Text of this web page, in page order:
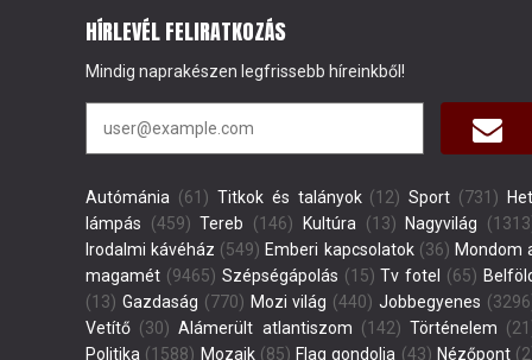
HÍRLEVÉL FELIRATKOZÁS
Mindig naprakészen legfrissebb híreinkből!
Autómánia (61) Titkok és talányok(12) Sport (731)
lámpás (459) Tereb (146) Kultúra (13) Nagyvilág
Irodalmi kávéház (549) Emberi kapcsolatok(36) Mondom
magamét (9465) Szépségápolás (15) Tv fotel (65)
(13) Gazdaság (770) Mozi világ (440) Jobbegyenes
Vetítő (30) Alámerült atlantiszom (142) Történelem
Politika (1588) Mozaik(85) Flag gondolja (43) Nézőpont